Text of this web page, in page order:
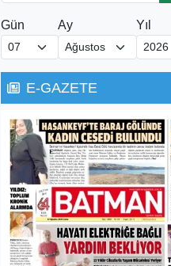
Gün Ay Yıl
E-GAZETE